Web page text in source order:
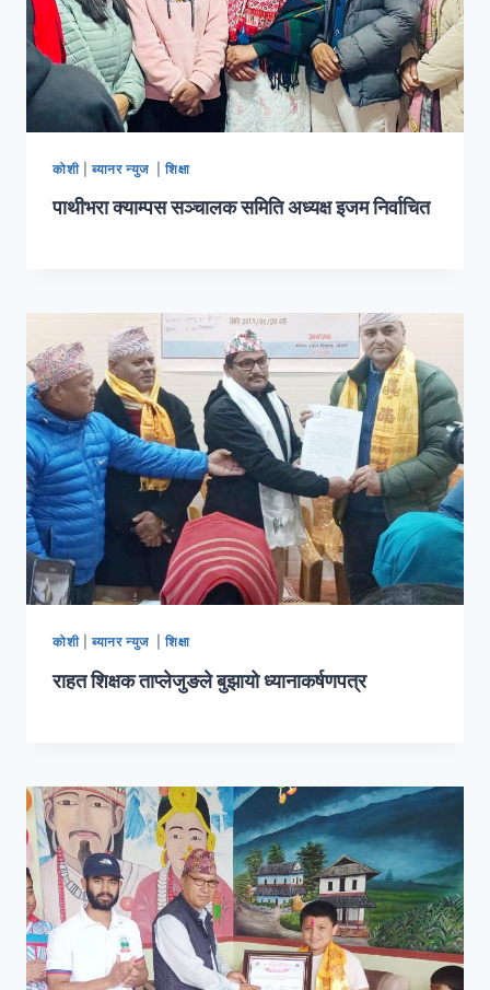
कोशी| ब्यानर न्युज |शिक्षा
पाथीभरा क्याम्पस सञ्चालक समिति अध्यक्ष इजम निर्वाचित
कोशी| ब्यानर न्युज |शिक्षा
राहत शिक्षक ताप्लेजुङले बुझायो ध्यानाकर्षणपत्र